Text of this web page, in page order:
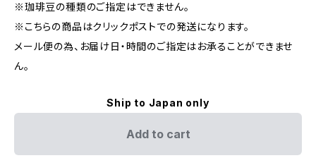
※珈琲豆の種類のご指定はできません。
※こちらの商品はクリックポストでの発送になります。
メール便の為、お届け日・時間のご指定はお承ることができませ
ん。
Ship to Japan only
Add to cart